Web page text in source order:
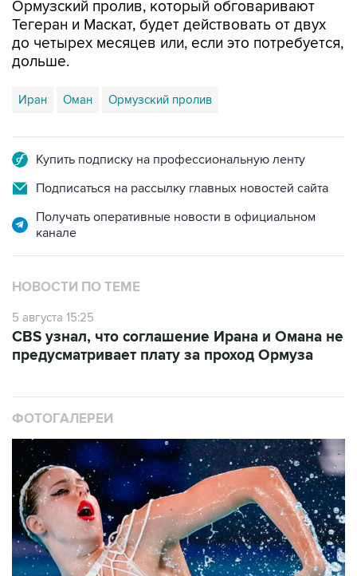
Ормузский пролив, который обговаривают
Тегеран и Маскат, будет действовать от двух
до четырех месяцев или, если это потребуется,
дольше.
Иран Оман Ормузский пролив
Купить подписку на профессиональную ленту
Подписаться на рассылку главных новостей сайта
Получать оперативные новости в официальном
канале
НОВОСТИ ПО ТЕМЕ
5 августа 15:25
CBS узнал, что соглашение Ирана и Омана не
предусматривает плату за проход Ормуза
ФОТОГАЛЕРЕИ